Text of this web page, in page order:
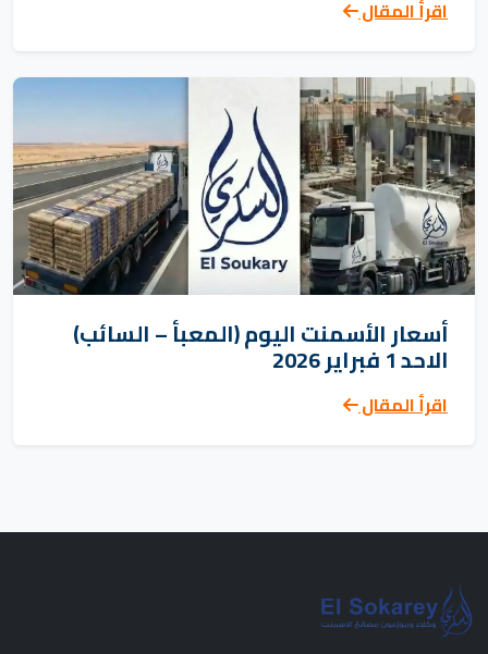
اقرأ المقال
أسعار الأسمنت اليوم (المعبأ – السائب)
الاحد 1 فبراير 2026
اقرأ المقال